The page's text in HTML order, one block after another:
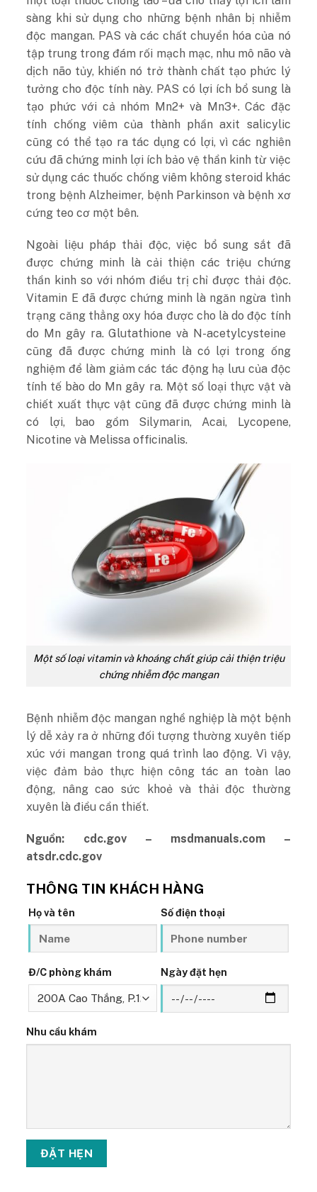
sàng khi sử dụng cho những bệnh nhân bị nhiễm
độc mangan. PAS và các chất chuyển hóa của nó
tập trung trong đám rối mạch mạc, nhu mô não và
dịch não tủy, khiến nó trở thành chất tạo phức lý
tưởng cho độc tính này. PAS có lợi ích bổ sung là
tạo phức với cả nhóm Mn2+ và Mn3+. Các đặc
tính chống viêm của thành phần axit salicylic
cũng có thể tạo ra tác dụng có lợi, vì các nghiên
cứu đã chứng minh lợi ích bảo vệ thần kinh từ việc
sử dụng các thuốc chống viêm không steroid khác
trong bệnh Alzheimer, bệnh Parkinson và bệnh xơ
cứng teo cơ một bên.
Ngoài liệu pháp thải độc, việc bổ sung sắt đã
được chứng minh là cải thiện các triệu chứng
thần kinh so với nhóm điều trị chỉ được thải độc.
Vitamin E đã được chứng minh là ngăn ngừa tình
trạng căng thẳng oxy hóa được cho là do độc tính
do Mn gây ra. Glutathione và N-acetylcysteine ​​
cũng đã được chứng minh là có lợi trong ống
nghiệm để làm giảm các tác động hạ lưu của độc
tính tế bào do Mn gây ra. Một số loại thực vật và
chiết xuất thực vật cũng đã được chứng minh là
có lợi, bao gồm Silymarin, Acai, Lycopene,
Nicotine và Melissa officinalis.
Một số loại vitamin và khoáng chất giúp cải thiện triệu
chứng nhiễm độc mangan
Bệnh nhiễm độc mangan nghề nghiệp là một bệnh
lý dễ xảy ra ở những đối tượng thường xuyên tiếp
xúc với mangan trong quá trình lao động. Vì vậy,
việc đảm bảo thực hiện công tác an toàn lao
động, nâng cao sức khoẻ và thải độc thường
xuyên là điều cần thiết.
Nguồn: cdc.gov – msdmanuals.com –
atsdr.cdc.gov
THÔNG TIN KHÁCH HÀNG
Họ và tên Số điện thoại
Đ/C phòng khám Ngày đặt hẹn
Nhu cầu khám